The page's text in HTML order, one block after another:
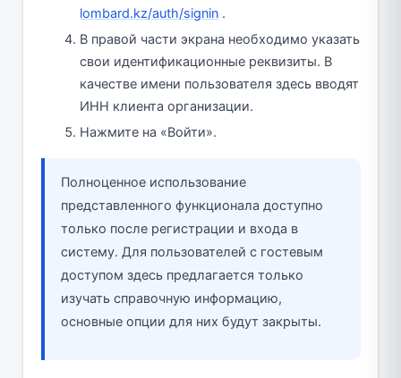
lombard.kz/auth/signin .
В правой части экрана необходимо указать
свои идентификационные реквизиты. В
качестве имени пользователя здесь вводят
ИНН клиента организации.
Нажмите на «Войти».
Полноценное использование
представленного функционала доступно
только после регистрации и входа в
систему. Для пользователей с гостевым
доступом здесь предлагается только
изучать справочную информацию,
основные опции для них будут закрыты.